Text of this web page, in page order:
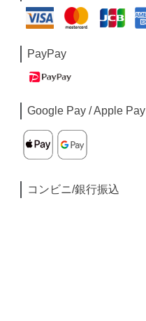
PayPay
Google Pay / Apple Pay
コンビニ/銀行振込